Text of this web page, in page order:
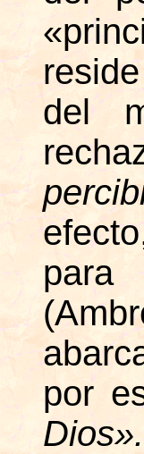
del
para
por
Dios».